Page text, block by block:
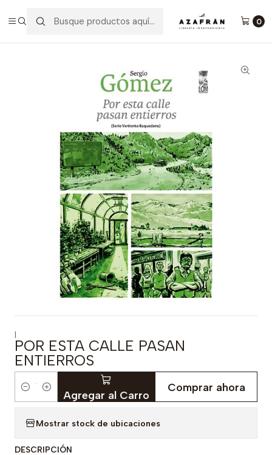
0
Literatura Chilena
Por Esta Calle Pasan Entierros
|
POR ESTA CALLE PASAN
ENTIERROS
Cantidad Agregar al Carro
Comprar ahora
Mostrar stock de ubicaciones
DESCRIPCIÓN